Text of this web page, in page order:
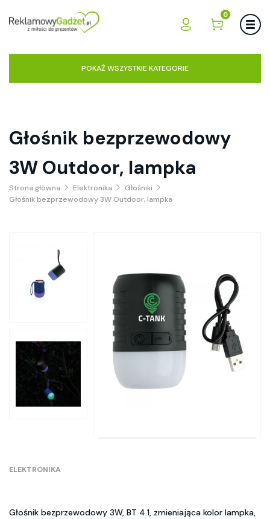
0
POKAŻ WSZYSTKIE KATEGORIE
Głośnik bezprzewodowy
3W Outdoor, lampka
Strona główna Elektronika
Głośniki
Głośnik bezprzewodowy 3W Outdoor, lampka
ELEKTRONIKA
Głośnik bezprzewodowy 3W, BT 4.1, zmieniająca kolor lampka,